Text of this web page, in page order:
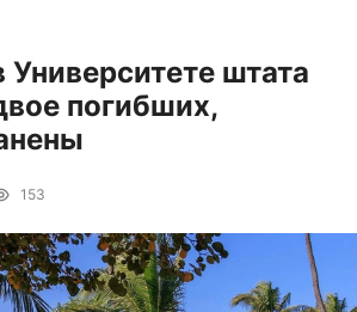
Университете штата
погибших,
153